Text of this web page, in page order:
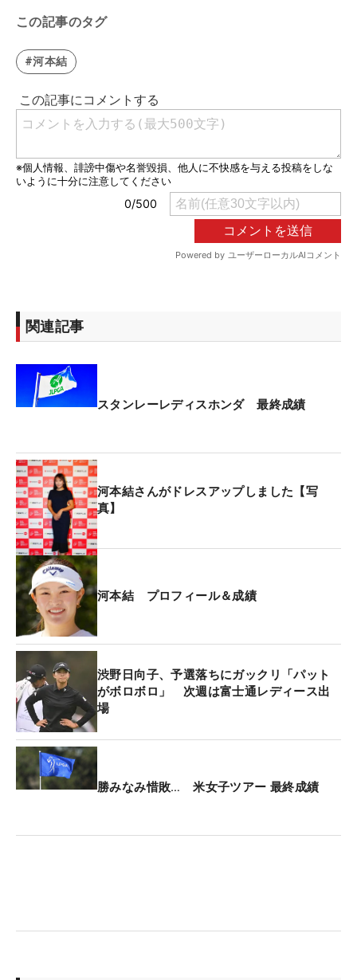
この記事のタグ
#河本結
関連記事
スタンレーレディスホンダ 最終成績
河本結さんがドレスアップしました【写
真】
河本結 プロフィール＆成績
渋野日向子、予選落ちにガックリ「パット
がボロボロ」 次週は富士通レディース出
場
勝みなみ惜敗… 米女子ツアー 最終成績